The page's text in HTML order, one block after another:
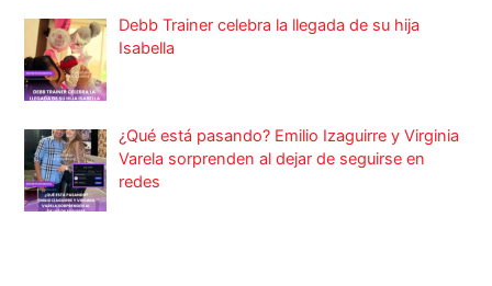
Debb Trainer celebra la llegada de su hija
Isabella
¿Qué está pasando? Emilio Izaguirre y Virginia
Varela sorprenden al dejar de seguirse en
redes